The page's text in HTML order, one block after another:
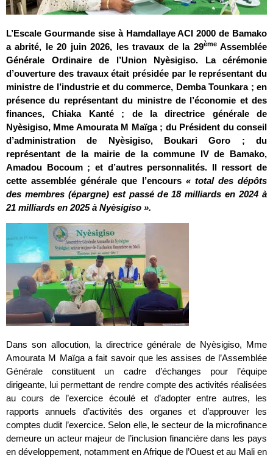
L’Escale Gourmande sise à Hamdallaye ACI 2000 de Bamako
a abrité, le 20 juin 2026, les travaux de la 29èmeAssemblée
Générale Ordinaire de l’Union Nyèsigiso. La cérémonie
d’ouverture des travaux était présidée par le représentant du
ministre de l’industrie et du commerce, Demba Tounkara ; en
présence du représentant du ministre de l’économie et des
finances, Chiaka Kanté ; de la directrice générale de
Nyèsigiso, Mme Amourata M Maïga ; du Président du conseil
d’administration de Nyèsigiso, Boukari Goro ; du
représentant de la mairie de la commune IV de Bamako,
Amadou Bocoum ; et d’autres personnalités. Il ressort de
cette assemblée générale que l’encours « total des dépôts
des membres (épargne) est passé de 18 milliards en 2024 à
21 milliards en 2025 à Nyèsigiso ».
Dans son allocution, la directrice générale de Nyèsigiso, Mme
Amourata M Maïga a fait savoir que les assises de l’Assemblée
Générale constituent un cadre d’échanges pour l’équipe
dirigeante, lui permettant de rendre compte des activités réalisées
au cours de l’exercice écoulé et d’adopter entre autres, les
rapports annuels d’activités des organes et d’approuver les
comptes dudit l’exercice. Selon elle, le secteur de la microfinance
demeure un acteur majeur de l’inclusion financière dans les pays
en développement, notamment en Afrique de l’Ouest et au Mali en